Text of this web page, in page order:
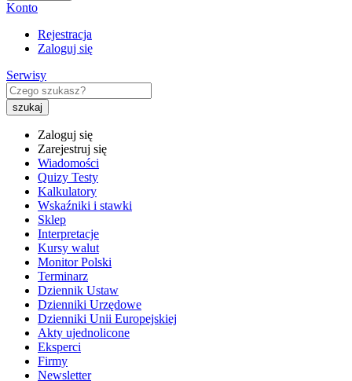
Konto
Rejestracja
Zaloguj się
Serwisy
Zaloguj się
Zarejestruj się
Wiadomości
Quizy Testy
Kalkulatory
Wskaźniki i stawki
Sklep
Interpretacje
Kursy walut
Monitor Polski
Terminarz
Dziennik Ustaw
Dzienniki Urzędowe
Dzienniki Unii Europejskiej
Akty ujednolicone
Eksperci
Firmy
Newsletter